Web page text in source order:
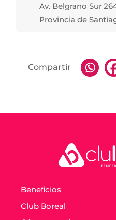
Av. Belgrano Sur
Provincia de
Compartir
Beneficios
Club Boreal